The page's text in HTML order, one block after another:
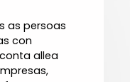
as persoas
con
allea